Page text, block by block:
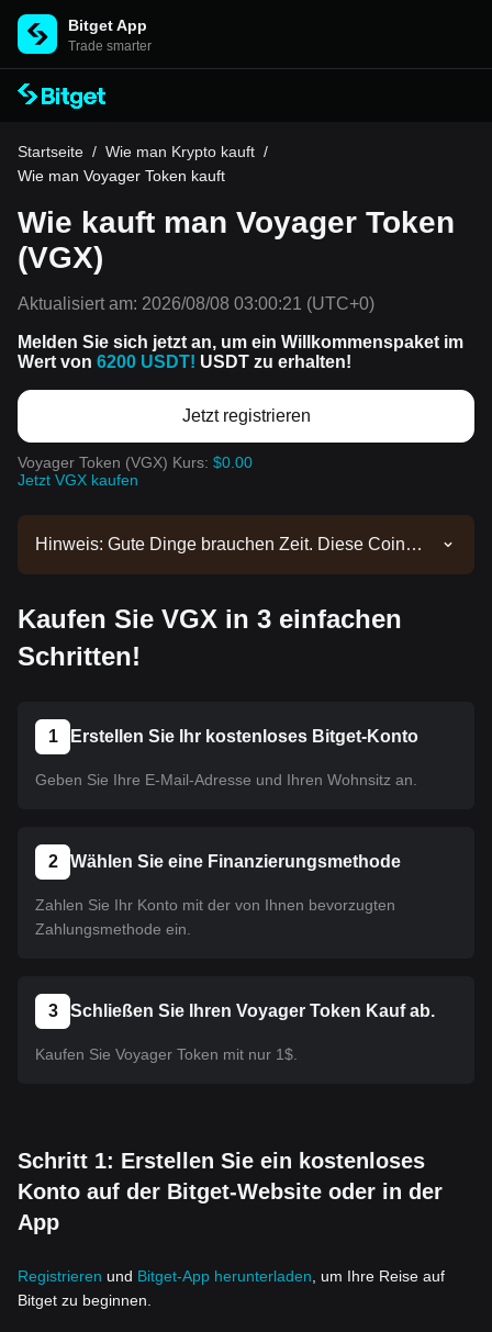
Bitget App
Trade smarter
Startseite / Wie man Krypto kauft /
Wie man Voyager Token kauft
Wie kauft man Voyager Token
(VGX)
Aktualisiert am: 2026/08/08 03:00:21 (UTC+0)
Melden Sie sich jetzt an, um ein Willkommenspaket im
Wert von 6200 USDT! USDT zu erhalten!
Jetzt registrieren
Voyager Token (VGX) Kurs: $0.00
Jetzt VGX kaufen
Hinweis: Gute Dinge brauchen Zeit. Diese Coin
Listings informiert zu werden. Sobald es auf Bitget
um es zu kaufen. Dasselbe Tutorial gilt für alle auf
Kaufen Sie VGX in 3 einfachen
Schritten!
1 Erstellen Sie Ihr kostenloses Bitget-Konto
Geben Sie Ihre E-Mail-Adresse und Ihren Wohnsitz an.
2 Wählen Sie eine Finanzierungsmethode
Zahlen Sie Ihr Konto mit der von Ihnen bevorzugten
Zahlungsmethode ein.
3 Schließen Sie Ihren Voyager Token Kauf ab.
Kaufen Sie Voyager Token mit nur 1$.
Schritt 1: Erstellen Sie ein kostenloses
Konto auf der Bitget-Website oder in der
App
Registrieren und Bitget-App herunterladen , um Ihre Reise auf
Bitget zu beginnen.